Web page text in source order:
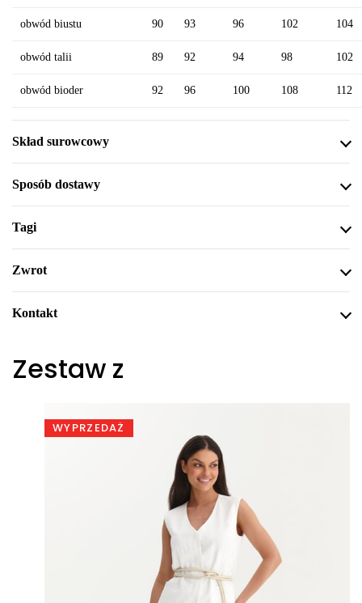
obwód biustu 90 93 96 102 104
obwód talii 89 92 94 98 102
obwód bioder 92 96 100 108 112
Skład surowcowy
Sposób dostawy
Tagi
Zwrot
Kontakt
Zestaw z
WYPRZEDAŻ